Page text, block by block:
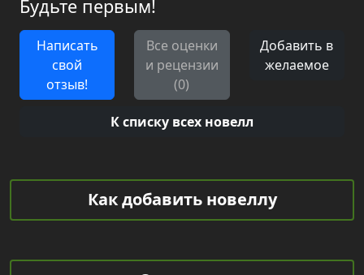
Будьте первым!
Написать
свой
отзыв!
Все оценки
и рецензии
(0)
Добавить в
желаемое
К списку всех новелл
Как добавить новеллу